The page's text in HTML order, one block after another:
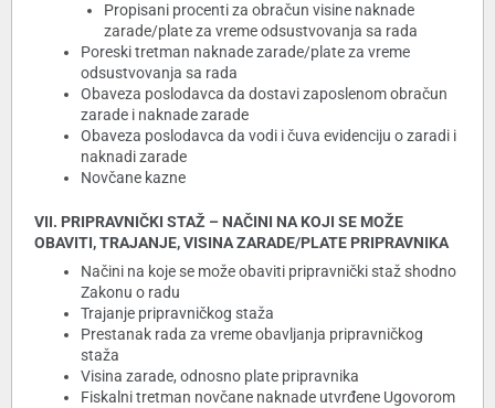
Propisani procenti za obračun visine naknade
zarade/plate za vreme odsustvovanja sa rada
Poreski tretman naknade zarade/plate za vreme
odsustvovanja sa rada
Obaveza poslodavca da dostavi zaposlenom obračun
zarade i naknade zarade
Obaveza poslodavca da vodi i čuva evidenciju o zaradi i
naknadi zarade
Novčane kazne
VII. PRIPRAVNIČKI STAŽ – NAČINI NA KOJI SE MOŽE
OBAVITI, TRAJANJE, VISINA ZARADE/PLATE PRIPRAVNIKA
Načini na koje se može obaviti pripravnički staž shodno
Zakonu o radu
Trajanje pripravničkog staža
Prestanak rada za vreme obavljanja pripravničkog
staža
Visina zarade, odnosno plate pripravnika
Fiskalni tretman novčane naknade utvrđene Ugovorom